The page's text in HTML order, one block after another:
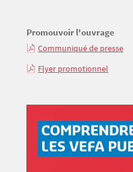
Promouvoir l'ouvrage
Communiqué de presse
Flyer promotionnel